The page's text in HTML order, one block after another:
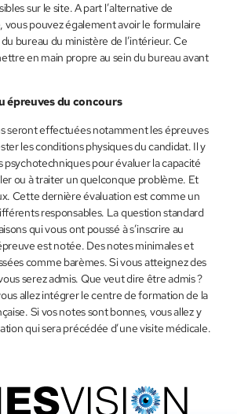
sur le site. A part l’alternative de
vous pouvez également avoir le formulaire
bureau du ministère de l’intérieur. Ce
en main propre au sein du bureau avant
épreuves du concours
seront effectuées notamment les épreuves
les conditions physiques du candidat. Il y
psychotechniques pour évaluer la capacité
ou à traiter un quelconque problème. Et
Cette dernière évaluation est comme un
responsables. La question standard
qui vous ont poussé à s’inscrire au
est notée. Des notes minimales et
comme barèmes. Si vous atteignez des
serez admis. Que veut dire être admis ?
allez intégrer le centre de formation de la
Si vos notes sont bonnes, vous allez y
qui sera précédée d’une visite médicale.